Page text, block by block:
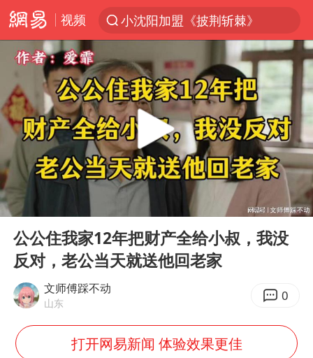
视频
小沈阳加盟《披荆斩棘》
台风“白海豚”登陆 各地各部门全力应对
白海豚雨量超越利奇马、巴威
人形机器人第一股
上海地铁4条线路全线停运
宇树申购 中一签有望赚20万元
4.2平卫生间补漏注胶花1.55万
白海豚路径图
武汉3名城管协管员殴打摊主被刑拘
律师谈贾冰私人饭局被偷拍
Play
32:00
公公住我家12年把财产全给小叔，我没
反对，老公当天就送他回老家
文师傅踩不动
山东 0
打开网易新闻 体验效果更佳